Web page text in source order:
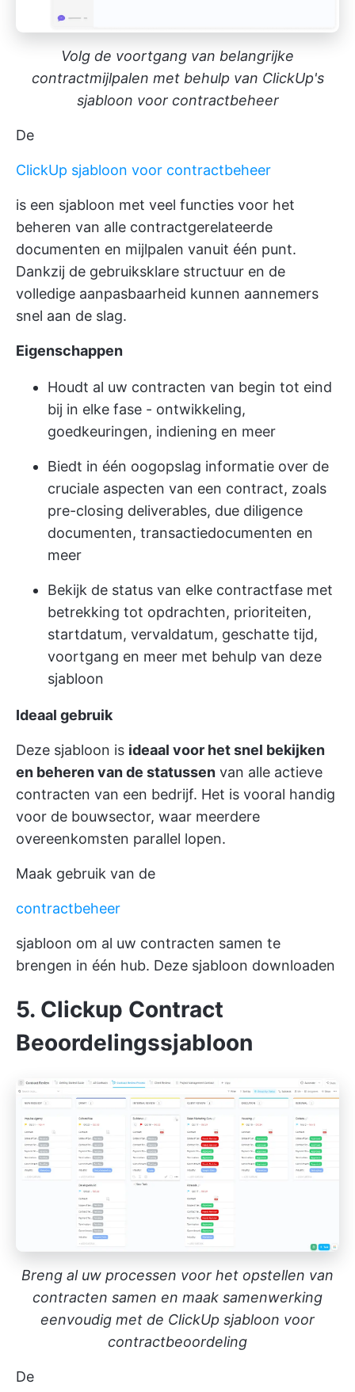
Volg de voortgang van belangrijke
contractmijlpalen met behulp van ClickUp's
sjabloon voor contractbeheer
De
ClickUp sjabloon voor contractbeheer
is een sjabloon met veel functies voor het
beheren van alle contractgerelateerde
documenten en mijlpalen vanuit één punt.
Dankzij de gebruiksklare structuur en de
volledige aanpasbaarheid kunnen aannemers
snel aan de slag.
Eigenschappen
Houdt al uw contracten van begin tot eind
bij in elke fase - ontwikkeling,
goedkeuringen, indiening en meer
Biedt in één oogopslag informatie over de
cruciale aspecten van een contract, zoals
pre-closing deliverables, due diligence
documenten, transactiedocumenten en
meer
Bekijk de status van elke contractfase met
betrekking tot opdrachten, prioriteiten,
startdatum, vervaldatum, geschatte tijd,
voortgang en meer met behulp van deze
sjabloon
Ideaal gebruik
Deze sjabloon is ideaal voor het snel bekijken
en beheren van de statussen van alle actieve
contracten van een bedrijf. Het is vooral handig
voor de bouwsector, waar meerdere
overeenkomsten parallel lopen.
Maak gebruik van de
contractbeheer
sjabloon om al uw contracten samen te
brengen in één hub. Deze sjabloon downloaden
5. Clickup Contract
Beoordelingssjabloon
Breng al uw processen voor het opstellen van
contracten samen en maak samenwerking
eenvoudig met de ClickUp sjabloon voor
contractbeoordeling
De